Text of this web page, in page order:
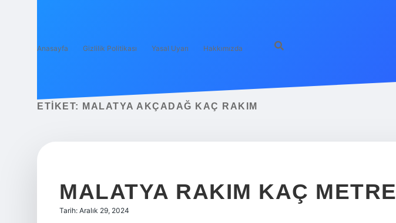
Anasayfa Gizlilik Politikası Yasal Uyarı Hakkımızda
ETIKET: MALATYA AKÇADAĞ KAÇ RAKIM
MALATYA RAKIM KAÇ METRE
Tarih: Aralık 29, 2024